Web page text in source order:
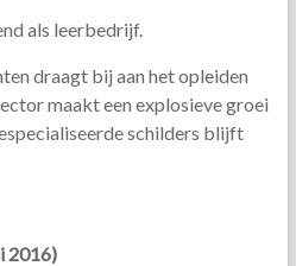
als leerbedrijf.
draagt bij aan het opleiden
maakt een explosieve groei
schilders blijft
2016)